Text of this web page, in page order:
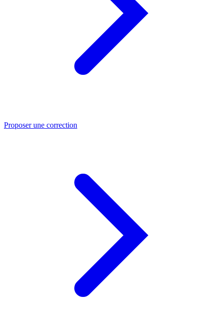
Proposer une correction